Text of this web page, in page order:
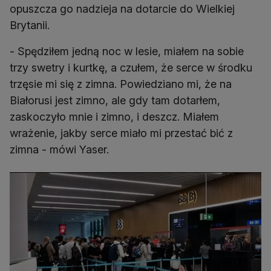
opuszcza go nadzieja na dotarcie do Wielkiej
Brytanii.
- Spędziłem jedną noc w lesie, miałem na sobie
trzy swetry i kurtkę, a czułem, że serce w środku
trzęsie mi się z zimna. Powiedziano mi, że na
Białorusi jest zimno, ale gdy tam dotarłem,
zaskoczyło mnie i zimno, i deszcz. Miałem
wrażenie, jakby serce miało mi przestać bić z
zimna - mówi Yaser.